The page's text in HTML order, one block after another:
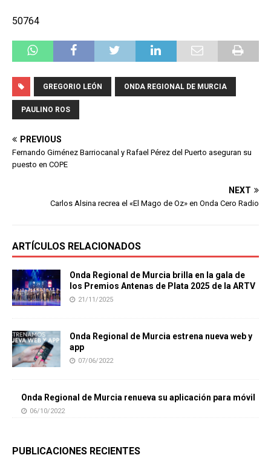
50764
GREGORIO LEÓN ONDA REGIONAL DE MURCIA
PAULINO ROS
PREVIOUS
Fernando Giménez Barriocanal y Rafael Pérez del Puerto aseguran su
puesto en COPE
NEXT
Carlos Alsina recrea el «El Mago de Oz» en Onda Cero Radio
ARTÍCULOS RELACIONADOS
Onda Regional de Murcia brilla en la gala de
los Premios Antenas de Plata 2025 de la ARTV
21/11/2025
Onda Regional de Murcia estrena nueva web y
app
07/06/2022
Onda Regional de Murcia renueva su aplicación para móvil
06/10/2022
PUBLICACIONES RECIENTES